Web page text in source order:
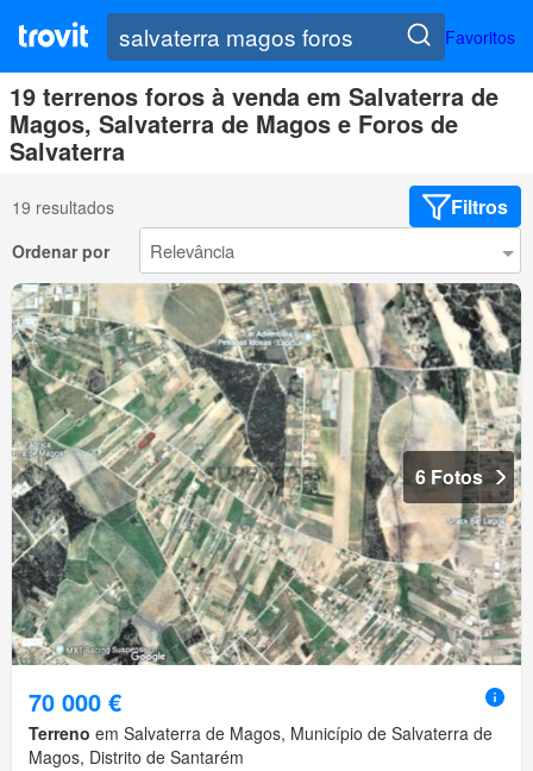
Favoritos
19 terrenos foros à venda em Salvaterra de
Magos, Salvaterra de Magos e Foros de
Salvaterra
19 resultados Filtros
Ordenar por
6 Fotos
70 000 €
Terreno em Salvaterra de Magos, Município de Salvaterra de
Magos, Distrito de Santarém